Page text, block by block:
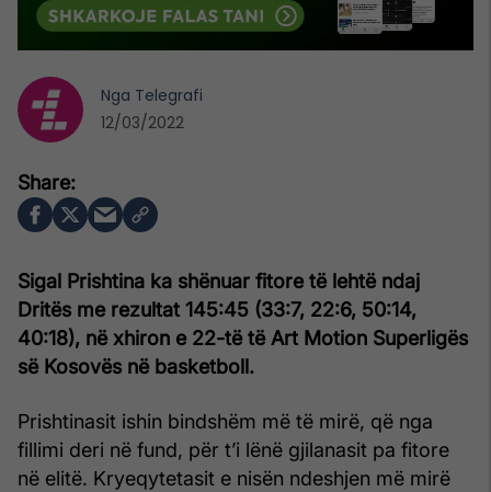
Sigal Prishtina ka shënuar fitore të lehtë ndaj
Dritës me rezultat 145:45 (33:7, 22:6, 50:14,
40:18), në xhiron e 22-të të Art Motion Superligës
së Kosovës në basketboll.
Prishtinasit ishin bindshëm më të mirë, që nga
fillimi deri në fund, për t’i lënë gjilanasit pa fitore
në elitë. Kryeqytetasit e nisën ndeshjen më mirë
Nga Telegrafi
12/03/2022